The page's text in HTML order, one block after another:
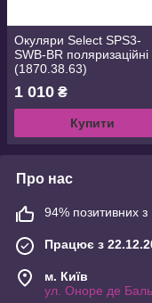
Окуляри Select SPS3-
SWB-BR поляризаційні
(1870.38.63)
1 010 ₴
Купити
Про нас
94% позитивних з
Працює з
м. Київ
ул. Оноре де